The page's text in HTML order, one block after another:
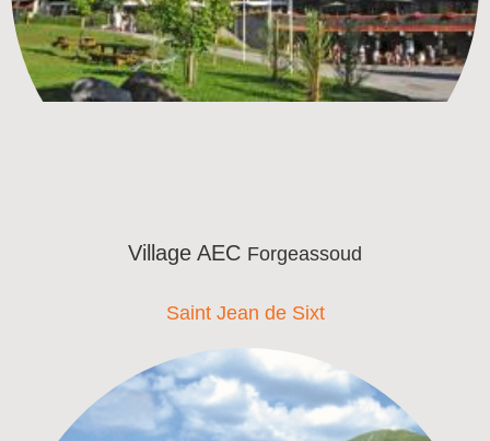
Village AEC Forgeassoud
Saint Jean de Sixt